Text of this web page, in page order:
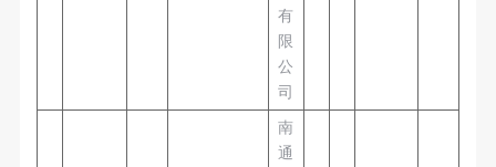
有
限
公
司
南
通